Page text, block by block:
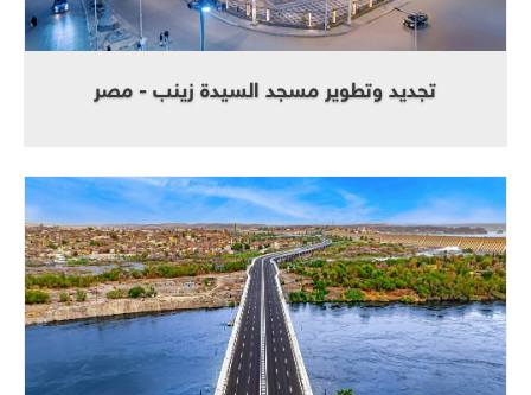
تجديد وتطوير مسجد السيدة زينب - مصر